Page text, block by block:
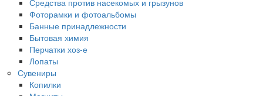
Фоторамки и фотоальбомы
Банные принадлежности
Бытовая химия
Перчатки хоз-е
Лопаты
Сувениры
Копилки